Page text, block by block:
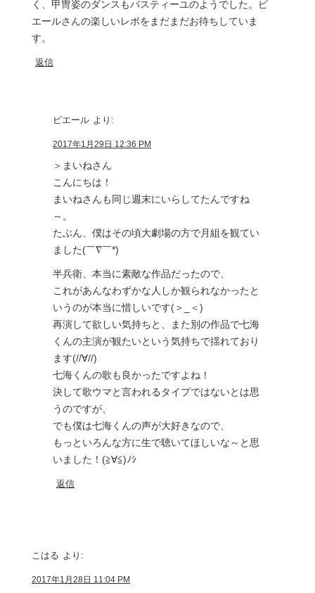
く、甲冑姿のダンスもバスティーユのようでした。ピ
エールさんの楽しいレポをまだまだお待ちしていま
す。
返信
ピエール より:
2017年1月29日 12:36 PM
＞まいねさん
こんにちは！
まいねさんも同じ週末にいらしてたんですね
～。
たぶん、僕はその頃大劇場の方で月組を観てい
ました(￣∇￣*)ゞ
半兵衛、本当に素敵な作品だったので、
これがあんなわずかな人しか観られなかったと
いうのが本当に惜しいです(＞_＜)
再演して欲しい気持ちと、また別の作品で七海
くんの主演が観たいという気持ちで揺れており
ます(//∀//)
七海くんの歌も良かったですよね！
決して歌ウマと言われるタイプではないとは思
うのですが、
でも僕は七海くんの声が大好きなので、
もっといろんな方に生で聴いてほしいな～と思
いました！(≧∀≦)ﾉｼ
返信
こはる より:
2017年1月28日 11:04 PM